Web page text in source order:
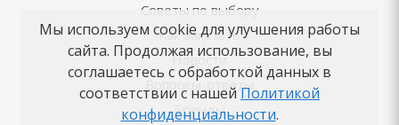
Советы по выбору
Как заказать
Новости
Вопросы-ответы
Бренды
Мы используем cookie для улучшения работы
сайта. Продолжая использование, вы
соглашаетесь с обработкой данных в
соответствии с нашей Политикой
конфиденциальности.